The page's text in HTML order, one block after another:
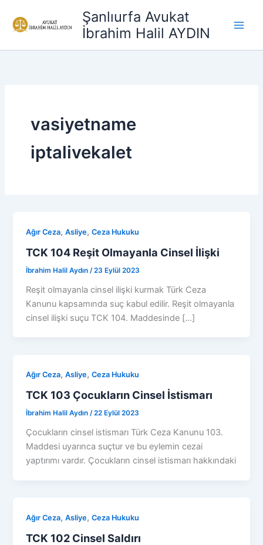
atla
Şanlıurfa Avukat
İbrahim Halil AYDIN
vasiyetname
iptalivekalet
Ağır Ceza,Asliye,Ceza Hukuku
TCK 104 Reşit Olmayanla Cinsel İlişki
İbrahim Halil Aydın /23 Eylül 2023
Reşit olmayanla cinsel ilişki kurmak Türk Ceza
Kanunu kapsamında suç kabul edilir. Reşit olmayanla
cinsel ilişki suçu TCK 104. Maddesinde […]
Ağır Ceza,Asliye,Ceza Hukuku
TCK 103 Çocukların Cinsel İstismarı
İbrahim Halil Aydın/22 Eylül 2023
Çocukların cinsel istismarı Türk Ceza Kanunu 103.
Maddesi uyarınca suçtur ve bu eylemin cezai
yaptırımı vardır. Çocukların cinsel istismarı hakkındaki
Ağır Ceza,Asliye,Ceza Hukuku
TCK 102 Cinsel Saldırı